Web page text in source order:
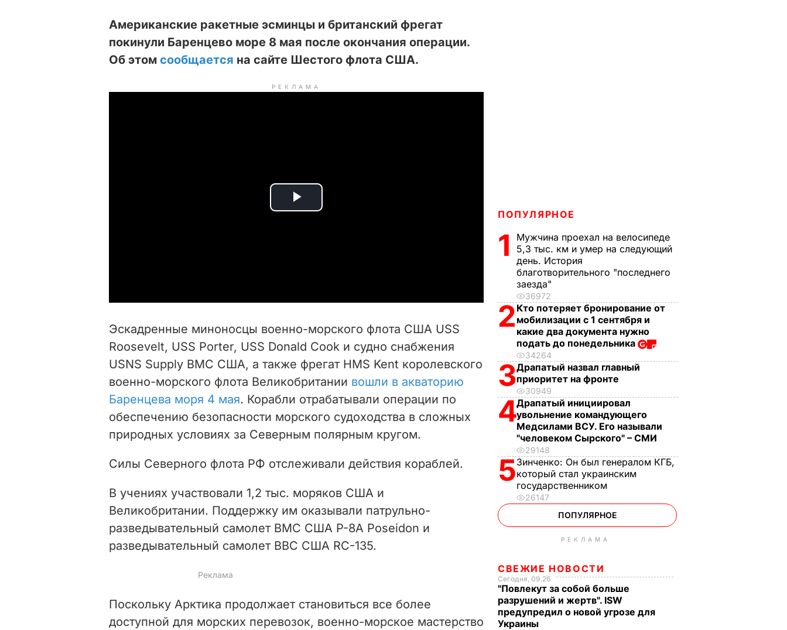
Американские ракетные эсминцы и британский фрегат
покинули Баренцево море 8 мая после окончания операции.
Об этом сообщается на сайте Шестого флота США.
РЕКЛАМА
P
i
d
e
o
Эскадренные миноносцы военно-морского флота США USS
Roosevelt, USS Porter, USS Donald Cook и судно снабжения
USNS Supply ВМС США, а также фрегат HMS Kent королевского
военно-морского флота Великобритании вошли в акваторию
Баренцева моря 4 мая. Корабли отрабатывали операции по
обеспечению безопасности морского судоходства в сложных
природных условиях за Северным полярным кругом.
Силы Северного флота РФ отслеживали действия кораблей.
В учениях участвовали 1,2 тыс. моряков США и
Великобритании. Поддержку им оказывали патрульно-
разведывательный самолет ВМС США P-8A Poseidon и
разведывательный самолет ВВС США RC-135.
Поскольку Арктика продолжает становиться все более
доступной для морских перевозок, военно-морское мастерство
ПОПУЛЯРНОЕ
1
Мужчина проехал на велосипеде
5,3 тыс. км и умер на следующий
день. История
благотворительного "последнего
заезда"
36972
2 Кто потеряет бронирование от
мобилизации с 1 сентября и
какие два документа нужно
подать до понедельника
34264
3Драпатый назвал главный
приоритет на фронте
30949
4Драпатый инициировал
увольнение командующего
Медсилами ВСУ. Его называли
"человеком Сырского" – СМИ
29148
5Зинченко: Он был генералом КГБ,
который стал украинским
государственником
26147
ПОПУЛЯРНОЕ
РЕКЛАМА
СВЕЖИЕ НОВОСТИ
Сегодня, 09.26
"Повлекут за собой больше
разрушений и жертв". ISW
предупредил о новой угрозе для
Украины